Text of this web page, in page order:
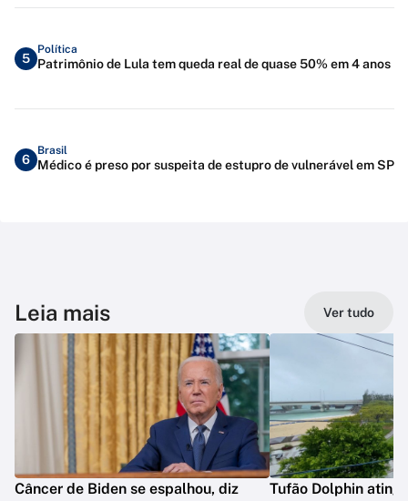
5
Política
Patrimônio de Lula tem queda real de quase 50% em 4 anos
6
Brasil
Médico é preso por suspeita de estupro de vulnerável em SP
Leia mais Ver tudo
Câncer de Biden se espalhou, diz
Tufão Dolphin